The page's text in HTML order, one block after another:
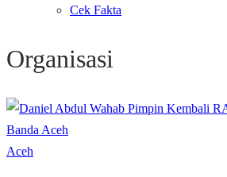
Cek Fakta
Organisasi
Aceh